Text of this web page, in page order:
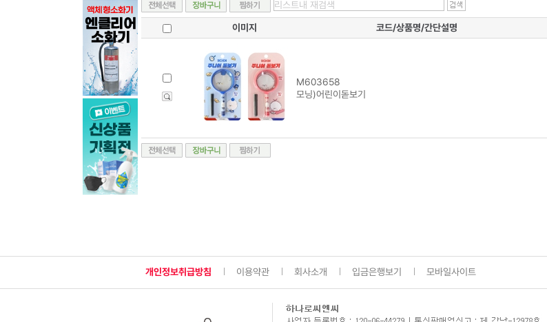
이미지
코드/상품명/간단설명
M603658
모닝)어린이돋보기
개인정보취급방침 이용약관 회사소개 입금은행보기 모바일사이트